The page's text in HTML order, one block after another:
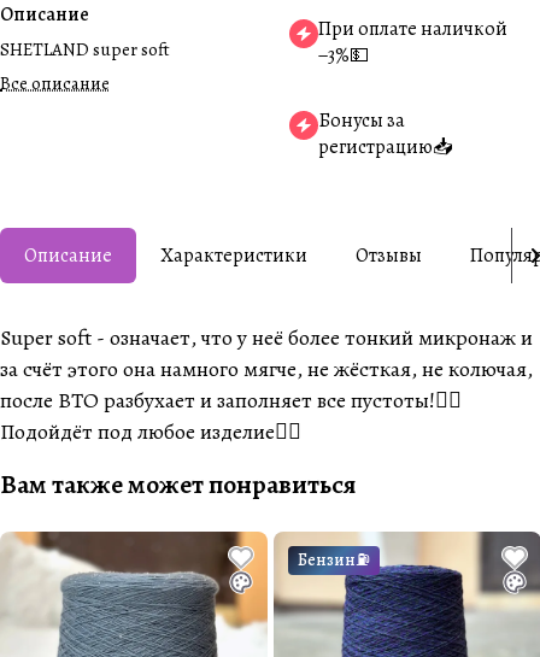
Описание
SHETLAND super soft
Все описание
При оплате наличкой
−3%💵
Бонусы за
регистрацию📥
Описание Характеристики Отзывы
Super soft - означает, что у неё более тонкий микронаж и
за счёт этого она намного мягче, не жёсткая, не колючая,
после ВТО разбухает и заполняет все пустоты!👍🏼
Подойдёт под любое изделие👌🏽
Вам также может понравиться
Бензин⛽️